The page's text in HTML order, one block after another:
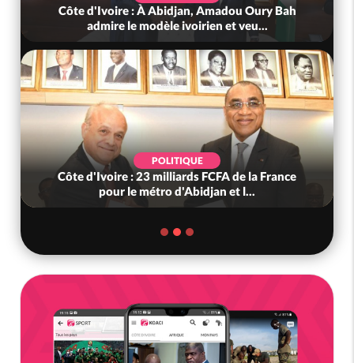
Côte d'Ivoire : À Abidjan, Amadou Oury Bah
admire le modèle ivoirien et veu...
POLITIQUE
Côte d'Ivoire : 23 milliards FCFA de la France
pour le métro d'Abidjan et l...